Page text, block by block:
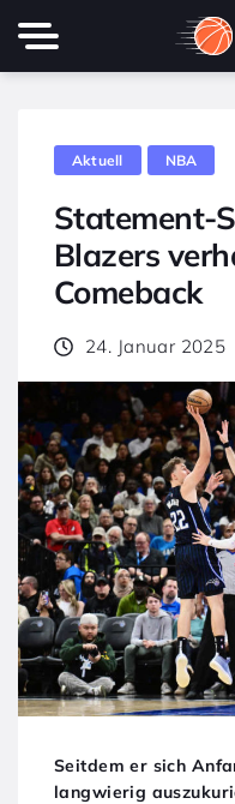
Aktuell NBA
Statement-
Blazers
Comeback
24. Januar 2025
Seitdem er sich
langwierig